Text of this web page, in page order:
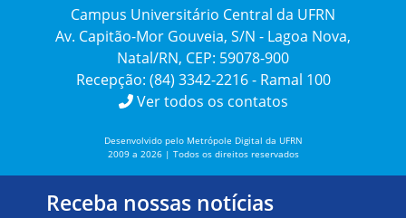
Campus Universitário Central da UFRN
Av. Capitão-Mor Gouveia, S/N - Lagoa Nova,
Natal/RN, CEP: 59078-900
Recepção: (84) 3342-2216 - Ramal 100
Ver todos os contatos
Desenvolvido pelo Metrópole Digital da UFRN
2009 a 2026 | Todos os direitos reservados
Receba nossas notícias